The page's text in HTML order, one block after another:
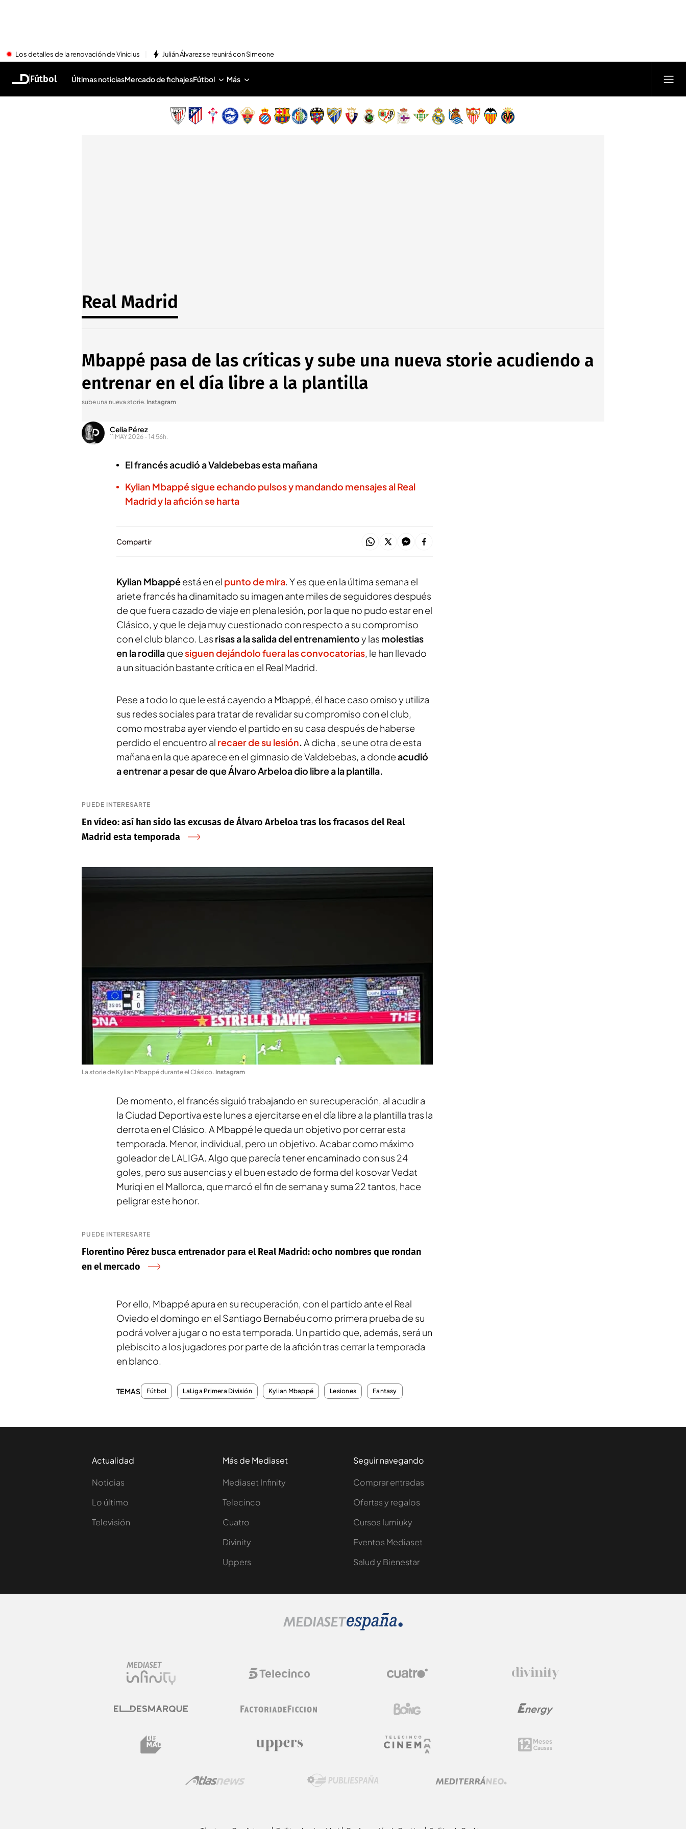
Los detalles de la renovación de Vinicius Julián Álvarez se reunirá con Simeone
Fútbol Últimas noticiasMercado de fichajesFútbol Más
Real Madrid
Mbappé pasa de las críticas y sube una nueva storie acudiendo a
entrenar en el día libre a la plantilla
sube una nueva storie. Instagram
Celia Pérez
11 MAY 2026 - 14:56h.
El francés acudió a Valdebebas esta mañana
Kylian Mbappé sigue echando pulsos y mandando mensajes al Real
Madrid y la afición se harta
Compartir
Kylian Mbappéestá en el punto de mira. Y es que en la última semana el
ariete francés ha dinamitado su imagen ante miles de seguidores después
de que fuera cazado de viaje en plena lesión, por la que no pudo estar en el
Clásico, y que le deja muy cuestionado con respecto a su compromiso
con el club blanco. Las risas a la salida del entrenamientoy las molestias
en la rodillaquesiguen dejándolo fuera las convocatorias, le han llevado
a un situación bastante crítica en el Real Madrid.
Pese a todo lo que le está cayendo a Mbappé, él hace caso omiso y utiliza
sus redes sociales para tratar de revalidar su compromiso con el club,
como mostraba ayer viendo el partido en su casa después de haberse
perdido el encuentro al recaer de su lesión.A dicha , se une otra de esta
mañana en la que aparece en el gimnasio de Valdebebas, a dondeacudió
a entrenar a pesar de que Álvaro Arbeloa dio libre a la plantilla.
PUEDE INTERESARTE
En vídeo: así han sido las excusas de Álvaro Arbeloa tras los fracasos del Real
Madrid esta temporada
La storie de Kylian Mbappé durante el Clásico. Instagram
De momento, el francés siguió trabajando en su recuperación, al acudir a
la Ciudad Deportiva este lunes a ejercitarse en el día libre a la plantilla tras la
derrota en el Clásico. A Mbappé le queda un objetivo por cerrar esta
temporada. Menor, individual, pero un objetivo. Acabar como máximo
goleador de LALIGA. Algo que parecía tener encaminado con sus 24
goles, pero sus ausencias y el buen estado de forma del kosovar Vedat
Muriqi en el Mallorca, que marcó el fin de semana y suma 22 tantos, hace
peligrar este honor.
PUEDE INTERESARTE
Florentino Pérez busca entrenador para el Real Madrid: ocho nombres que rondan
en el mercado
Por ello, Mbappé apura en su recuperación, con el partido ante el Real
Oviedo el domingo en el Santiago Bernabéu como primera prueba de su
podrá volver a jugar o no esta temporada. Un partido que, además, será un
plebiscito a los jugadores por parte de la afición tras cerrar la temporada
en blanco.
TEMAS Fútbol LaLiga Primera División Kylian Mbappé Lesiones Fantasy
Actualidad
Noticias
Lo último
Televisión
Más de Mediaset
Mediaset Infinity
Telecinco
Cuatro
Divinity
Uppers
Seguir navegando
Comprar entradas
Ofertas y regalos
Cursos Iumiuky
Eventos Mediaset
Salud y Bienestar